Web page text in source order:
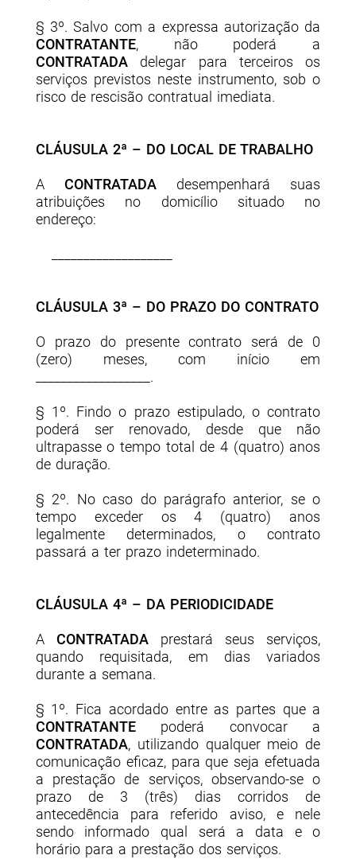
§ 3º. Salvo com a expressa autorização da
CONTRATANTE, não poderá a
CONTRATADAdelegar para terceiros os
serviços previstos neste instrumento, sob o
risco de rescisão contratual imediata.
CLÁUSULA 2ª – DO LOCAL DE TRABALHO
A CONTRATADAdesempenhará suas
atribuições no domicílio situado no
endereço:
CLÁUSULA 3ª – DO PRAZO DO CONTRATO
O prazo do presente contrato será de 0
(zero) meses, com início em
__________________.
§ 1º. Findo o prazo estipulado, o contrato
poderá ser renovado, desde que não
ultrapasse o tempo total de 4 (quatro) anos
de duração.
§ 2º. No caso do parágrafo anterior, se o
tempo exceder os 4 (quatro) anos
legalmente determinados, o contrato
passará a ter prazo indeterminado.
CLÁUSULA 4ª – DA PERIODICIDADE
A CONTRATADAprestará seus serviços,
quando requisitada, em dias variados
durante a semana.
§ 1º. Fica acordado entre as partes que a
CONTRATANTEpoderá convocar a
CONTRATADA, utilizando qualquer meio de
comunicação eficaz, para que seja efetuada
a prestação de serviços, observando-se o
prazo de 3 (três) dias corridos de
antecedência para referido aviso, e nele
sendo informado qual será a data e o
horário para a prestação dos serviços.